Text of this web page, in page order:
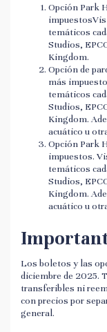
Opción Park
temáticos
Studios,
Kingdom.
Opción de
más
temáticos
Studios,
Kingdom.
acuático u
Opción Park
impuestos.
temáticos
Studios,
Kingdom.
acuático u
Los boletos y las
diciembre de 2025.
transferibles ni
con precios por
general.